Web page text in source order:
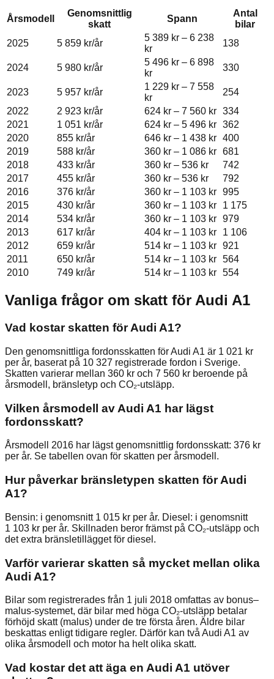
Årsmodell
Genomsnittlig
skatt
Spann
Antal
bilar
2025
5 859 kr/år
5 389 kr – 6 238
kr
138
2024 5 980 kr/år
5 496 kr – 6 898
kr
330
2023 5 957 kr/år
1 229 kr – 7 558
kr
254
2022
2 923 kr/år 624 kr – 7 560 kr 334
2021
1 051 kr/år 624 kr – 5 496 kr 362
2020
855 kr/år 646 kr – 1 438 kr 400
2019
588 kr/år 360 kr – 1 086 kr 681
2018
433 kr/år 360 kr – 536 kr
742
2017
455 kr/år 360 kr – 536 kr
792
2016
376 kr/år 360 kr – 1 103 kr 995
2015
430 kr/år 360 kr – 1 103 kr
1 175
2014
534 kr/år 360 kr – 1 103 kr 979
2013
617 kr/år 404 kr – 1 103 kr
1 106
2012
659 kr/år 514 kr – 1 103 kr 921
2011
650 kr/år 514 kr – 1 103 kr 564
2010
749 kr/år 514 kr – 1 103 kr 554
Vanliga frågor om skatt för Audi A1
Vad kostar skatten för Audi A1?
Den genomsnittliga fordonsskatten för Audi A1 är 1 021 kr
per år, baserat på 10 327 registrerade fordon i Sverige.
Skatten varierar mellan 360 kr och 7 560 kr beroende på
årsmodell, bränsletyp och CO₂-utsläpp.
Vilken årsmodell av Audi A1 har lägst
fordonsskatt?
Årsmodell 2016 har lägst genomsnittlig fordonsskatt: 376 kr
per år. Se tabellen ovan för skatten per årsmodell.
Hur påverkar bränsletypen skatten för Audi
A1?
Bensin: i genomsnitt 1 015 kr per år. Diesel: i genomsnitt
1 103 kr per år. Skillnaden beror främst på CO₂-utsläpp och
det extra bränsletillägget för diesel.
Varför varierar skatten så mycket mellan olika
Audi A1?
Bilar som registrerades från 1 juli 2018 omfattas av bonus–
malus-systemet, där bilar med höga CO₂-utsläpp betalar
förhöjd skatt (malus) under de tre första åren. Äldre bilar
beskattas enligt tidigare regler. Därför kan två Audi A1 av
olika årsmodell och motor ha helt olika skatt.
Vad kostar det att äga en Audi A1 utöver